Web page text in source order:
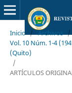
Inicio / Archivos /
Vol. 10 Núm. 1-4
(Quito)
/
ARTÍCULOS